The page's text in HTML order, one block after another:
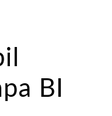
BI